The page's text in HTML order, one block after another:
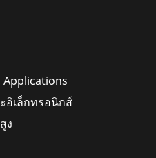
อิเล็กทรอนิกส์
ง